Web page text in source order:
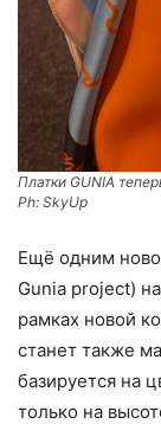
Платки GUNIA
Ph: SkyUp
Ещё одним
Gunia project)
рамках новой
станет также
базируется на
только на